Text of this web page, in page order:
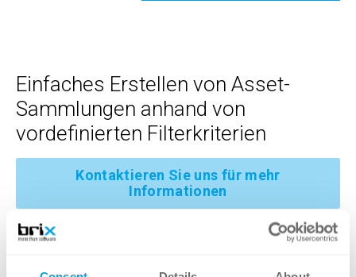
Einfaches Erstellen von Asset-
Sammlungen anhand von
vordefinierten Filterkriterien
Kontaktieren Sie uns für mehr
Informationen